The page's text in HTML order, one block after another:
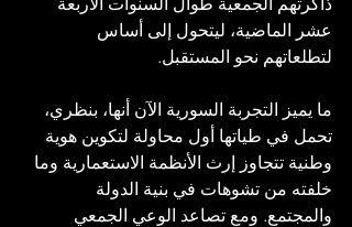
عشر الماضية، ليتحول إلى أساس
لتطلعاتهم نحو المستقبل.
ما يميز التجربة السورية الآن أنها، بنظري،
تحمل في طياتها أول محاولة لتكوين هوية
وطنية تتجاوز إرث الأنظمة الاستعمارية وما
خلفته من تشوهات في بنية الدولة
والمجتمع. ومع تصاعد الوعي الجمعي